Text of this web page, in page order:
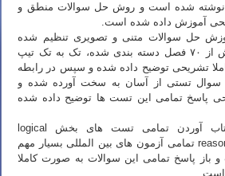
در ۱۱۷۱ صفحه نوشته شده است و روش حل سوالات منطق و
آموزش داده شده است.
حل سوالات متنی و تصویری تنظیم شده
است. به طوری که در بیش از ۷۰ فصل دسته بندی شده، تک به تک تیپ
تشریحی توضیح داده شده و سپس در رابطه
با آن دسته، بیش از ۱۰۰ سوال تستی از آسان به سخت آورده شده و
پاسخ تمامی این تست ها توضیح داده شده
نقطه قوت دیگر این کتاب آوردن تمامی تست های بخش logical
reasoning and problem solving تمامی آزمون های بین المللی بسیار مهم
است و باز پاسخ تمامی این سوالات به صورت کاملا